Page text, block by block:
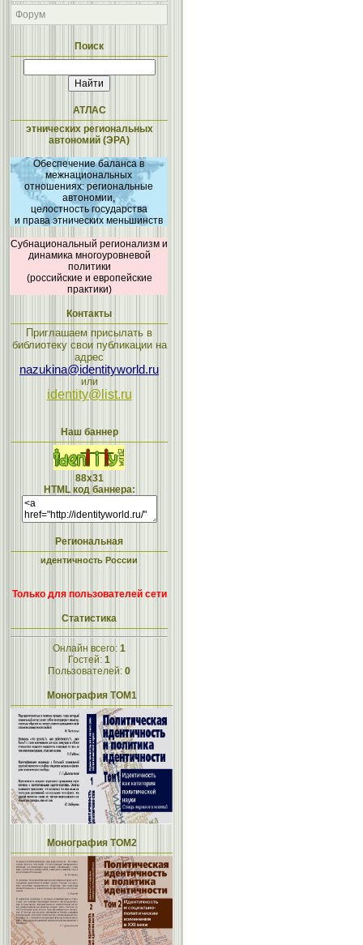
Форум
Поиск
АТЛАС
этнических региональных
автономий (ЭРА)
Обеспечение баланса в
межнациональных
отношениях: региональные
автономии,
целостность государства
и права этнических меньшинств
Субнациональный регионализм и
динамика многоуровневой
политики
(российские и европейские
практики)
Контакты
Приглашаем присылать в
библиотеку свои публикации на
адрес
nazukina@identityworld.ru
или
identity@list.ru
Наш баннер
88x31
HTML код баннера:
Региональная
идентичность России
Только для пользователей сети
Статистика
Онлайн всего: 1
Гостей: 1
Пользователей: 0
Монография ТОМ1
Монография ТОМ2